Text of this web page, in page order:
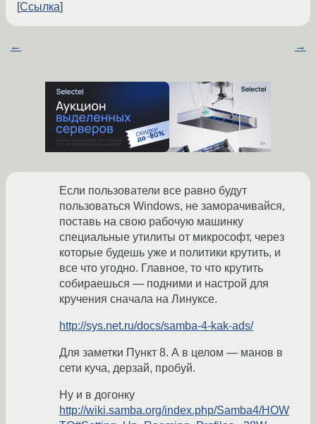
Ссылка
← →
Если пользователи все равно будут
пользоваться Windows, не заморачивайся,
поставь на свою рабочую машинку
специальные утилиты от микрософт, через
которые будешь уже и политики крутить, и
все что угодно. Главное, то что крутить
собираешься — подними и настрой для
кручения сначала на Линуксе.
http://sys.net.ru/docs/samba-4-kak-ads/
Для заметки Пункт 8. А в целом — манов в
сети куча, дерзай, пробуй.
Ну и в догонку
http://wiki.samba.org/index.php/Samba4/HOW